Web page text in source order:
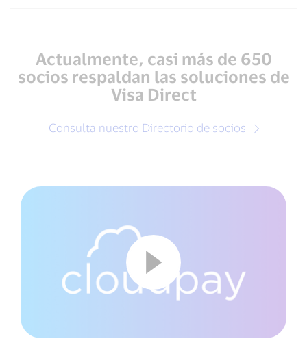
Actualmente, casi más de 650
socios respaldan las soluciones de
Visa Direct
Consulta nuestro Directorio de socios